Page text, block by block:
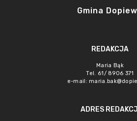
Gmina
REDAKCJA
Maria Bąk
Tel. 61/ 8906 371
e-mail:
ADRES REDAKCJI